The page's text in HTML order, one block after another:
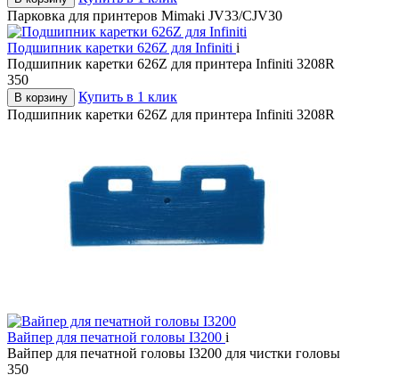
Парковка для принтеров Mimaki JV33/CJV30
Подшипник каретки 626Z для Infiniti i
Подшипник каретки 626Z для принтера Infiniti 3208R
350
В корзину
Купить в 1 клик
Подшипник каретки 626Z для принтера Infiniti 3208R
Вайпер для печатной головы I3200 i
Вайпер для печатной головы I3200 для чистки головы
350